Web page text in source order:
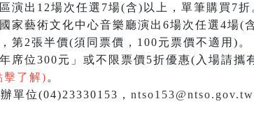
演出12場次任選7場(含)以上，單筆購買7折
家藝術文化中心音樂廳演出6場次任選4場(
第2張半價(須同票價，100元票價不適用)。
席位300元」或不限票價5折優惠(入場請攜
擊了解) 。
單位(04)23330153， ntso153@ntso.gov.tw